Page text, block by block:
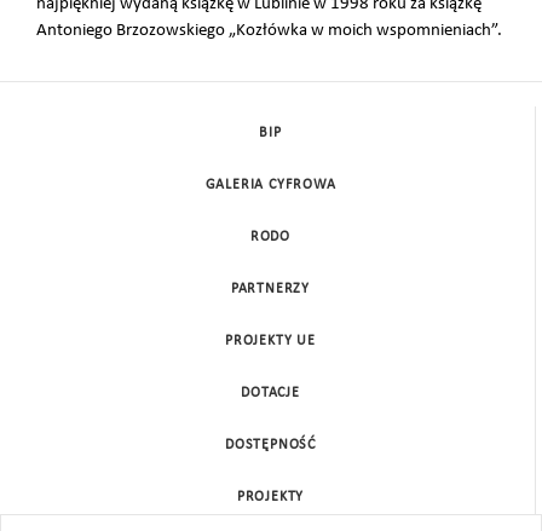
najpiękniej wydaną książkę w Lublinie w 1998 roku za książkę
Antoniego Brzozowskiego „Kozłówka w moich wspomnieniach”.
BIP
GALERIA CYFROWA
RODO
PARTNERZY
PROJEKTY UE
DOTACJE
DOSTĘPNOŚĆ
PROJEKTY